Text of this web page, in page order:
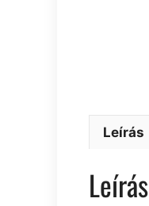
Leírás
Leírás